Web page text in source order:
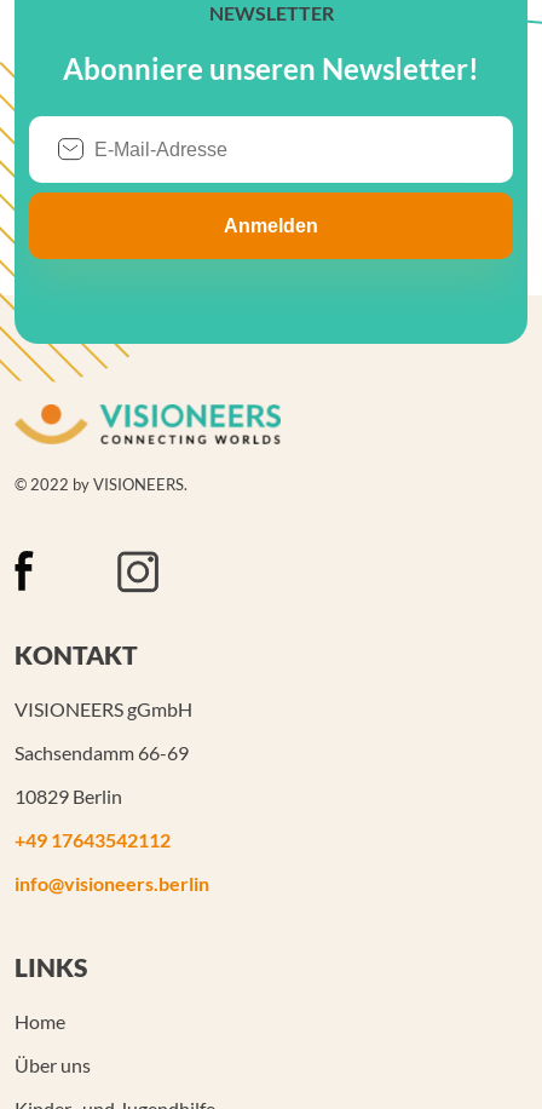
NEWSLETTER
Abonniere unseren Newsletter!
© 2022 by VISIONEERS.
KONTAKT
VISIONEERS gGmbH
Sachsendamm 66-69
10829 Berlin
+49 17643542112
info@visioneers.berlin
LINKS
Home
Über uns